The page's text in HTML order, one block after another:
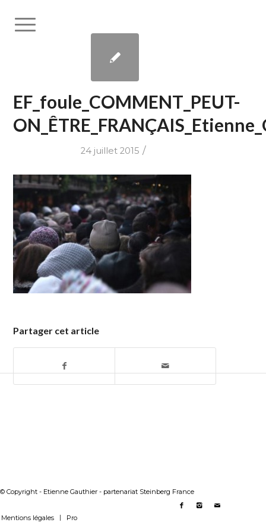
EF_foule_COMMENT_PEUT-
24 juillet 2015 /
Partager cet article
© Copyright - Etienne Gauthier - partenariat Steinberg France
Mentions légales Pro